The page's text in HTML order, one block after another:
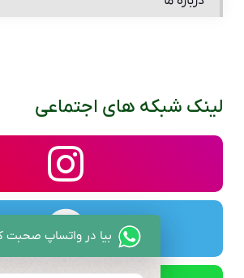
لینک شبکه های اجتماعی
بیا در واتساپ صحبت